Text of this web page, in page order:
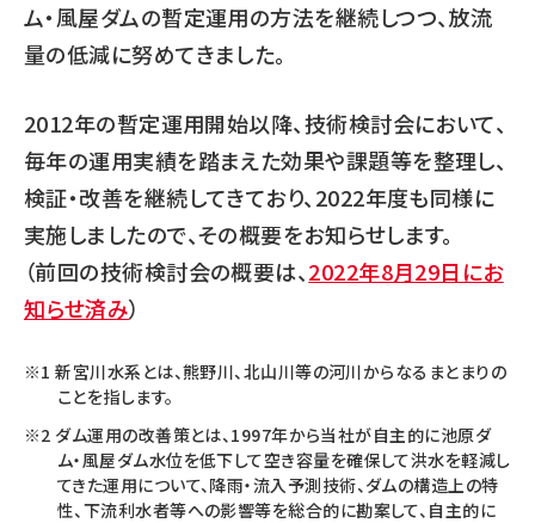
ム・風屋ダムの暫定運用の方法を継続しつつ、放流
量の低減に努めてきました。
2012年の暫定運用開始以降、技術検討会において、
毎年の運用実績を踏まえた効果や課題等を整理し、
検証・改善を継続してきており、2022年度も同様に
実施しましたので、その概要をお知らせします。
（前回の技術検討会の概要は、2022年8月29日にお
知らせ済み）
新宮川水系とは、熊野川、北山川等の河川からなるまとまりの
ことを指します。
ダム運用の改善策とは、1997年から当社が自主的に池原ダ
ム・風屋ダム水位を低下して空き容量を確保して洪水を軽減し
てきた運用について、降雨・流入予測技術、ダムの構造上の特
性、下流利水者等への影響等を総合的に勘案して、自主的に